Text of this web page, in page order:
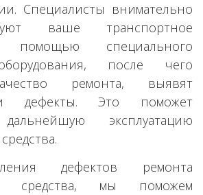
Специалисты внимательно
ваше транспортное
специального
после чего
ремонта, выявят
и дефекты. Это поможет
эксплуатацию
дефектов ремонта
средства, мы поможем